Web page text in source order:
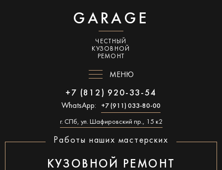
GARAGE
ЧЕСТНЫЙ
КУЗОВНОЙ
РЕМОНТ
МЕНЮ
+7 (812) 920-33-54
WhatsApp: +7 (911) 033-80-00
г. СПб, ул. Шафировский пр., 15 к2
Работы наших мастерских
КУЗОВНОЙ РЕМОНТ